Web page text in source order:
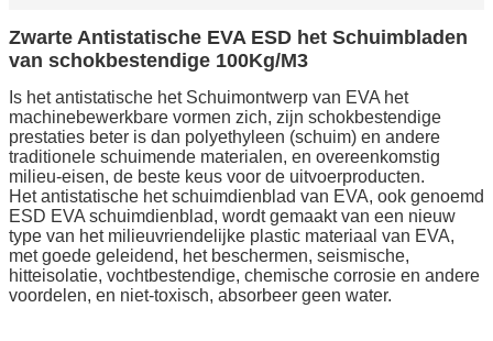
Zwarte Antistatische EVA ESD het Schuimbladen
van schokbestendige 100Kg/M3
Is het antistatische het Schuimontwerp van EVA het
machinebewerkbare vormen zich, zijn schokbestendige
prestaties beter is dan polyethyleen (schuim) en andere
traditionele schuimende materialen, en overeenkomstig
milieu-eisen, de beste keus voor de uitvoerproducten.
Het antistatische het schuimdienblad van EVA, ook genoemd
ESD EVA schuimdienblad, wordt gemaakt van een nieuw
type van het milieuvriendelijke plastic materiaal van EVA,
met goede geleidend, het beschermen, seismische,
hitteisolatie, vochtbestendige, chemische corrosie en andere
voordelen, en niet-toxisch, absorbeer geen water.